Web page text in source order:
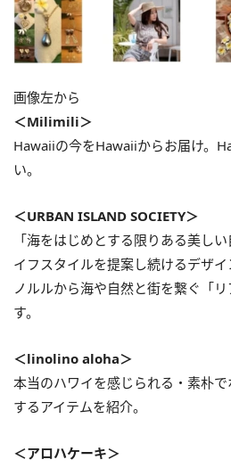
画像左から
＜Milimili＞
Hawaiiの今をHawaiiからお届け。
い。
＜URBAN ISLAND SOCIETY＞
「海をはじめとする限りある美し
イフスタイルを提案し続けるデザ
ノルルから海や自然と街を繋ぐ「
す。
＜linolino aloha＞
本当のハワイを感じられる・素朴
するアイテムを紹介。
＜アロハケーキ＞